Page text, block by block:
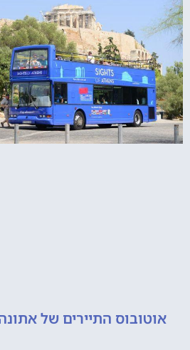
התיירים של אתונה הופ